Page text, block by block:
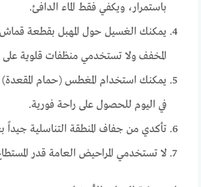
باستمرار، ويكفي فقط الماء الدافئ.
يمكنك الغسيل حول المهبل بقطعة
المخفف ولا تستخدمي منظفات قلوية على
يمكنك استخدام المغطس (حمام المقعدة)
في اليوم للحصول على راحة فورية.
تأكدي من جفاف المنطقة التناسلية جيداً
لا تستخدمي المراحيض العامة قدر